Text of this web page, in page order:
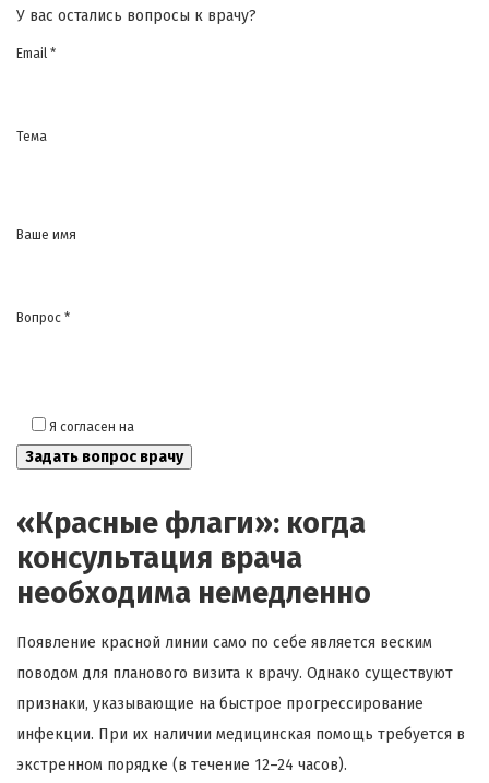
У вас остались вопросы к врачу?
Email *
Тема
Ваше имя
Вопрос *
Я согласен на
«Красные флаги»: когда
консультация врача
необходима немедленно
Появление красной линии само по себе является веским
поводом для планового визита к врачу. Однако существуют
признаки, указывающие на быстрое прогрессирование
инфекции. При их наличии медицинская помощь требуется в
экстренном порядке (в течение 12–24 часов).